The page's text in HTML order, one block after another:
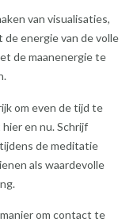
van visualisaties,
de energie van de volle
de maanenergie te
om even de tijd te
en nu. Schrijf
de meditatie
als waardevolle
om contact te